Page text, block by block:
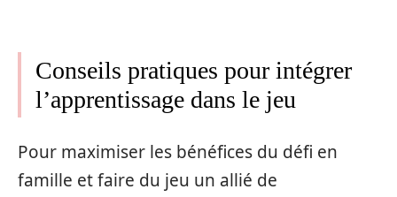
Conseils pratiques pour intégrer
l’apprentissage dans le jeu
Pour maximiser les bénéfices du défi en
famille et faire du jeu un allié de